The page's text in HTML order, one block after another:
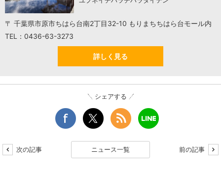
〒 千葉県市原市ちはら台南2丁目32-10 もりまちちはら台モール内
TEL：0436-63-3273
詳しく見る
シェアする
次の記事 ニュース一覧 前の記事